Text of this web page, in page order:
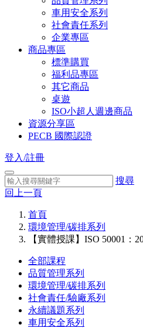
車用安全系列
社會責任系列
企業專區
商品專區
標準購買
福利品專區
其它商品
桌遊
ISO小超人週邊商品
資源分享區
PECB 國際認證
登入/註冊
搜尋
回上一頁
首頁
環境管理/碳排系列
【實體授課】ISO 50001：
全部課程
品質管理系列
環境管理/碳排系列
社會責任/驗廠系列
永續議題系列
車用安全系列